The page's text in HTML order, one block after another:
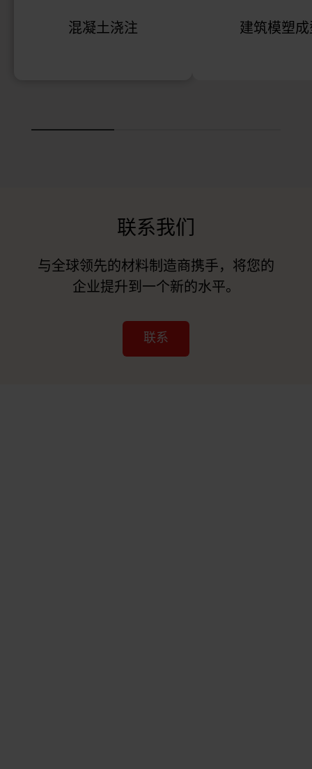
混凝土浇注 建筑模塑
联系我们
与全球领先的材料制造商携手，将您的
企业提升到一个新的水平。
联系